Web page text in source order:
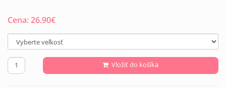
Cena:26.90€
Vložiť do košíka